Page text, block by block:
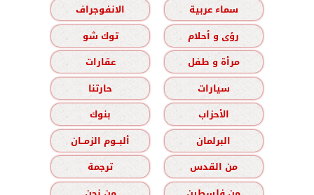
سماء عربية
الانفوجراف
رؤى و أحلام
توك شو
مرأة و طفل
عقارات
سيارات
حارتنا
الأحزاب
بنوك
البرلمان
ألبــوم الزمــان
من القدس
ترجمة